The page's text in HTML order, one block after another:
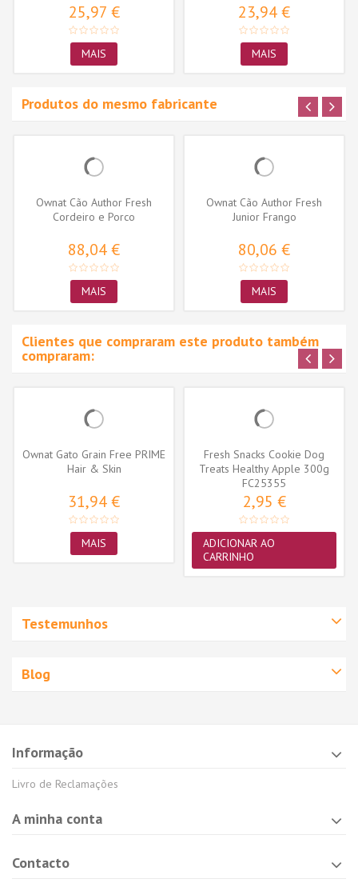
25,97 €
MAIS
23,94 €
MAIS
Produtos do mesmo fabricante
Ownat Cão Author Fresh
Cordeiro e Porco
88,04 €
MAIS
Ownat Cão Author Fresh
Junior Frango
80,06 €
MAIS
Clientes que compraram este produto também
compraram:
Ownat Gato Grain Free PRIME
Hair & Skin
31,94 €
MAIS
Fresh Snacks Cookie Dog
Treats Healthy Apple 300g
FC25355
2,95 €
ADICIONAR AO
CARRINHO
Testemunhos
Blog
Informação
Livro de Reclamações
A minha conta
Contacto